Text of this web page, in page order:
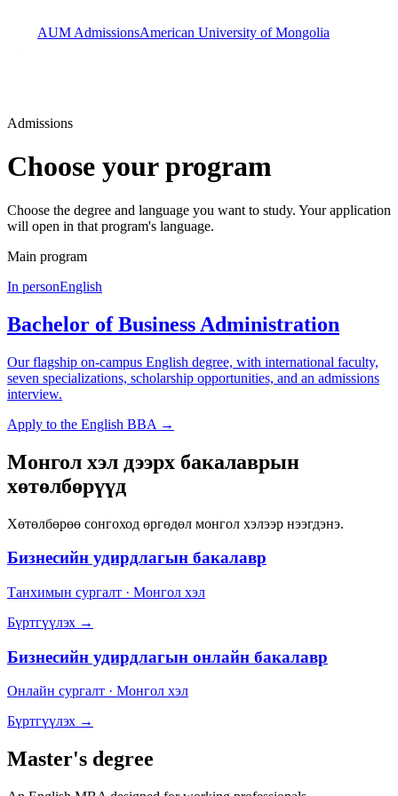
AUM AdmissionsAmerican University of Mongolia
Admissions
Choose your program
Choose the degree and language you want to study. Your application
will open in that program's language.
Main program
In personEnglish
Bachelor of Business Administration
Our flagship on-campus English degree, with international faculty,
seven specializations, scholarship opportunities, and an admissions
interview.
Apply to the English BBA →
Монгол хэл дээрх бакалаврын
хөтөлбөрүүд
Хөтөлбөрөө сонгоход өргөдөл монгол хэлээр нээгдэнэ.
Бизнесийн удирдлагын бакалавр
Танхимын сургалт · Монгол хэл
Бүртгүүлэх →
Бизнесийн удирдлагын онлайн бакалавр
Онлайн сургалт · Монгол хэл
Бүртгүүлэх →
Master's degree